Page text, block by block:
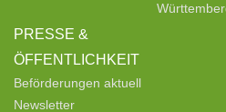
PRESSE &
ÖFFENTLICHKEIT
Beförderungen aktuell
Newsletter